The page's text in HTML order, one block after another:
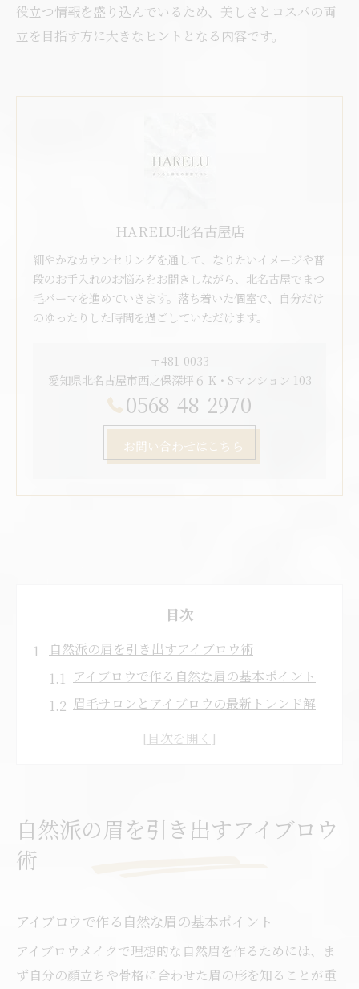
役立つ情報を盛り込んでいるため、美しさとコスパの両
立を目指す方に大きなヒントとなる内容です。
HARELU北名古屋店
細やかなカウンセリングを通して、なりたいイメージや普
段のお手入れのお悩みをお聞きしながら、北名古屋でまつ
毛パーマを進めていきます。落ち着いた個室で、自分だけ
のゆったりした時間を過ごしていただけます。
〒481-0033
愛知県北名古屋市西之保深坪６ K・Sマンション 103
0568-48-2970
お問い合わせはこちら
目次
自然派の眉を引き出すアイブロウ術
アイブロウで作る自然な眉の基本ポイント
眉毛サロンとアイブロウの最新トレンド解
愛知県北名古屋市で叶える理想眉のコツ
眉毛サロンで叶う自然なアイブロウの秘密
メンズにも人気のアイブロウ施術の傾向
学生や初心者でも安心のアイブロウ活用術
自然派の眉を引き出すアイブロウ
術
アイブロウで作る自然な眉の基本ポイント
アイブロウメイクで理想的な自然眉を作るためには、ま
ず自分の顔立ちや骨格に合わせた眉の形を知ることが重